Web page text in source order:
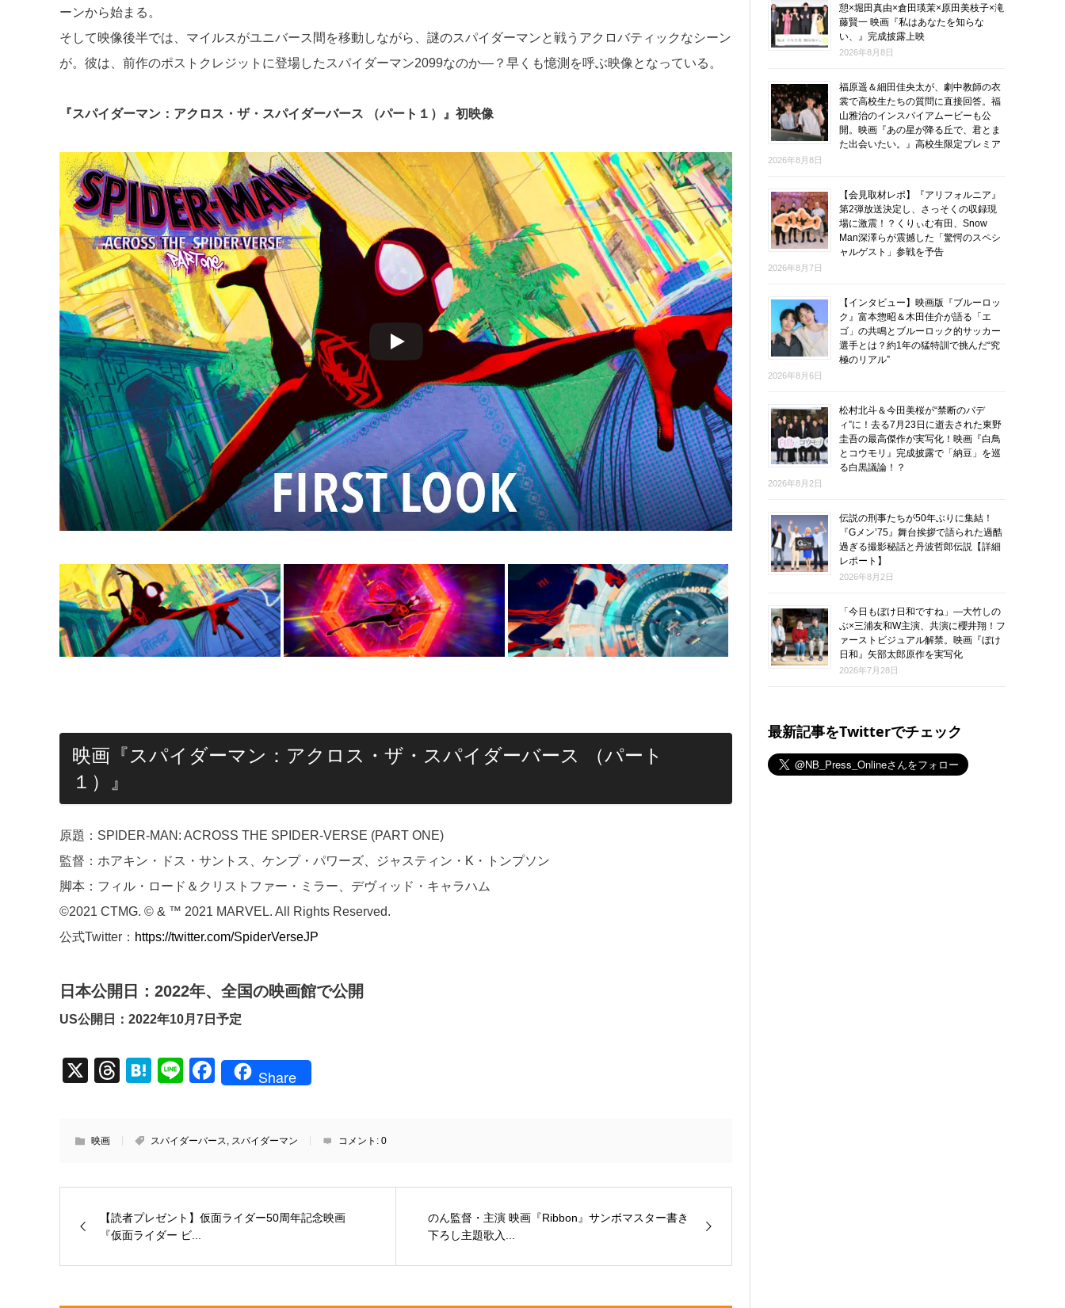
ーンから始まる。
そして映像後半では、マイルスがユニバース間を移動しながら、謎のスパイダーマンと戦うアクロバティックなシーン
が。彼は、前作のポストクレジットに登場したスパイダーマン2099なのか―？早くも憶測を呼ぶ映像となっている。
『スパイダーマン：アクロス・ザ・スパイダーバース （パート１）』初映像
映画『スパイダーマン：アクロス・ザ・スパイダーバース （パート
１）』
原題：SPIDER-MAN: ACROSS THE SPIDER-VERSE (PART ONE)
監督：ホアキン・ドス・サントス、ケンプ・パワーズ、ジャスティン・K・トンプソン
脚本：フィル・ロード＆クリストファー・ミラー、デヴィッド・キャラハム
©2021 CTMG. © & ™ 2021 MARVEL. All Rights Reserved.
公式Twitter： https://twitter.com/SpiderVerseJP
日本公開日：2022年、全国の映画館で公開
US公開日：2022年10月7日予定
X
T
a
s
H
n
Li
F
e
o
o
Share
映画 スパイダーバース, スパイダーマン コメント: 0
【読者プレゼント】仮面ライダー50周年記念映画
『仮面ライダー ビ...
のん監督・主演 映画『Ribbon』サンボマスター書き
下ろし主題歌入...
憩×堀田真由×倉田瑛茉×原田美枝子×滝
藤賢一 映画『私はあなたを知らな
い、』完成披露上映
2026年8月8日
福原遥＆細田佳央太が、劇中教師の衣
裳で高校生たちの質問に直接回答。福
山雅治のインスパイアムービーも公
開。映画『あの星が降る丘で、君とま
た出会いたい。』高校生限定プレミア
2026年8月8日
【会見取材レポ】『アリフォルニア』
第2弾放送決定し、さっそくの収録現
場に激震！？くりぃむ有田、Snow
Man深澤らが震撼した「驚愕のスペシ
ャルゲスト」参戦を予告
2026年8月7日
【インタビュー】映画版『ブルーロッ
ク』富本惣昭＆木田佳介が語る「エ
ゴ」の共鳴とブルーロック的サッカー
選手とは？約1年の猛特訓で挑んだ“究
極のリアル”
2026年8月6日
松村北斗＆今田美桜が“禁断のバデ
ィ”に！去る7月23日に逝去された東野
圭吾の最高傑作が実写化！映画『白鳥
とコウモリ』完成披露で「納豆」を巡
る白黒議論！？
2026年8月2日
伝説の刑事たちが50年ぶりに集結！
『Gメン’75』舞台挨拶で語られた過酷
過ぎる撮影秘話と丹波哲郎伝説【詳細
レポート】
2026年8月2日
「今日もぼけ日和ですね」―大竹しの
ぶ×三浦友和W主演、共演に櫻井翔！フ
ァーストビジュアル解禁。映画『ぼけ
日和』矢部太郎原作を実写化
2026年7月28日
最新記事をTwitterでチェック